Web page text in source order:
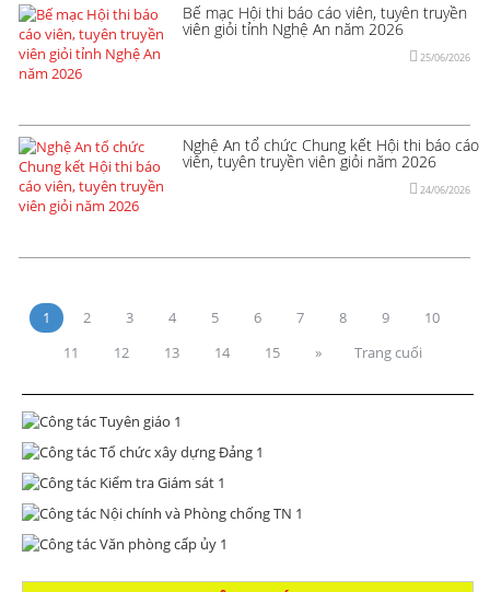
Bế mạc Hội thi báo cáo viên, tuyên truyền
viên giỏi tỉnh Nghệ An năm 2026
25/06/2026
Nghệ An tổ chức Chung kết Hội thi báo cáo
viên, tuyên truyền viên giỏi năm 2026
24/06/2026
1 2 3 4 5 6 7 8 9
10
11
12 13 14 15 » Trang cuối